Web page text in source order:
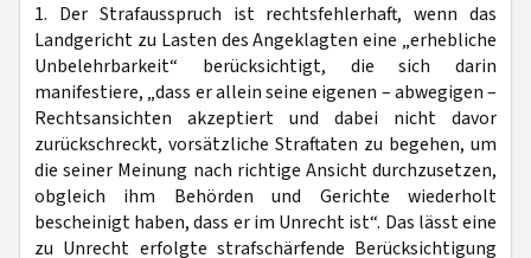
1. Der Strafausspruch ist rechtsfehlerhaft, wenn das
Landgericht zu Lasten des Angeklagten eine „erhebliche
Unbelehrbarkeit“ berücksichtigt, die sich darin
manifestiere, „dass er allein seine eigenen – abwegigen –
Rechtsansichten akzeptiert und dabei nicht davor
zurückschreckt, vorsätzliche Straftaten zu begehen, um
die seiner Meinung nach richtige Ansicht durchzusetzen,
obgleich ihm Behörden und Gerichte wiederholt
bescheinigt haben, dass er im Unrecht ist“. Das lässt eine
zu Unrecht erfolgte strafschärfende Berücksichtigung